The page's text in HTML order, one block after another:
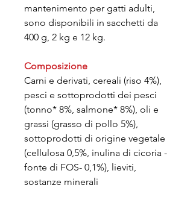
mantenimento per gatti adulti,
sono disponibili in sacchetti da
400 g, 2 kg e 12 kg.
Composizione
Carni e derivati, cereali (riso 4%),
pesci e sottoprodotti dei pesci
(tonno* 8%, salmone* 8%), oli e
grassi (grasso di pollo 5%),
sottoprodotti di origine vegetale
(cellulosa 0,5%, inulina di cicoria -
fonte di FOS- 0,1%), lieviti,
sostanze minerali